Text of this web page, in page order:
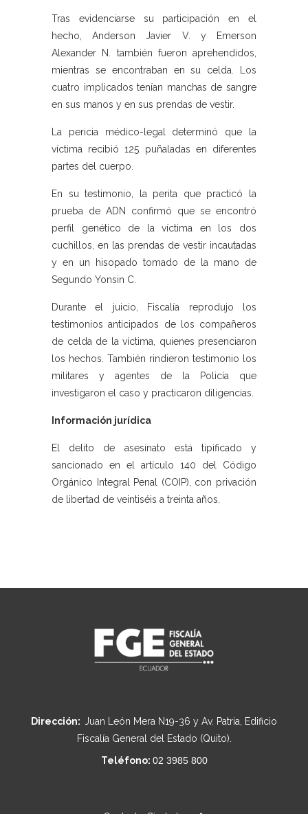
Tras evidenciarse su participación en el
hecho, Anderson Javier V. y Emerson
Alexander N. también fueron aprehendidos,
mientras se encontraban en su celda. Los
cuatro implicados tenían manchas de sangre
en sus manos y en sus prendas de vestir.
La pericia médico-legal determinó que la
víctima recibió 125 puñaladas en diferentes
partes del cuerpo.
En su testimonio, la perita que practicó la
prueba de ADN confirmó que se encontró
perfil genético de la víctima en los dos
cuchillos, en las prendas de vestir incautadas
y en un hisopado tomado de la mano de
Segundo Yonsin C.
Durante el juicio, Fiscalía reprodujo los
testimonios anticipados de los compañeros
de celda de la víctima, quienes presenciaron
los hechos. También rindieron testimonio los
militares y agentes de la Policía que
investigaron el caso y practicaron diligencias.
Información jurídica
El delito de asesinato está tipificado y
sancionado en el artículo 140 del Código
Orgánico Integral Penal (COIP), con privación
de libertad de veintiséis a treinta años.
Dirección: Juan León Mera N19-36 y Av. Patria, Edificio
Fiscalía General del Estado (Quito).
Teléfono: 02 3985 800